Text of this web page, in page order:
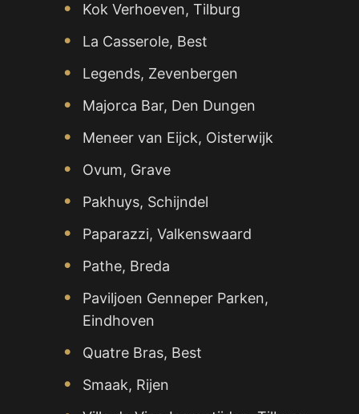
Kok Verhoeven, Tilburg
La Casserole, Best
Legends, Zevenbergen
Majorca Bar, Den Dungen
Meneer van Eijck, Oisterwijk
Ovum, Grave
Pakhuys, Schijndel
Paparazzi, Valkenswaard
Pathe, Breda
Paviljoen Genneper Parken,
Eindhoven
Quatre Bras, Best
Smaak, Rijen